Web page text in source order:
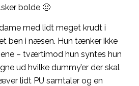
bolde 🙂
med lidt meget krudt i
ben i næsen. Hun tænker ikke
– tværtimod hun syntes hun
ud hvilke dummy’er der skal
lidt PU samtaler og en